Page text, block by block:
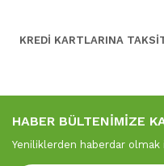
KREDİ KARTLARINA
HABER BÜLTENİMİZE
Yeniliklerden haberdar